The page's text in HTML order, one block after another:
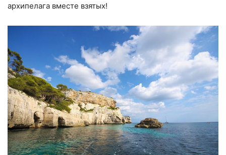
архипелага вместе взятых!